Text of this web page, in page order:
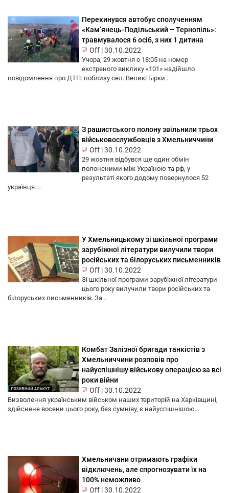
Перекинувся автобус сполученням
«Кам’янець-Подільський – Тернопіль»:
травмувалося 6 осіб, з них 1 дитина
Off |30.10.2022
Учора, 29 жовтня о 18:05 на номер
екстреного виклику «101» надійшло
повідомлення про ДТП: поблизу сел. Великі Бірки...
З рашистського полону звільнили трьох
військовослужбовців з Хмельниччини
Off |30.10.2022
29 жовтня відбувся ще один обмін
полоненими між Україною та рф, у
результаті якого додому повернулося 52
українця....
У Хмельницькому зі шкільної програми
зарубіжної літератури вилучили твори
російських та білоруських письменників
Off |30.10.2022
Зі шкільної програми зарубіжної літератури
цього року вилучили твори російських та
білоруських письменників. За...
Комбат Залізної бригади танкістів з
Хмельниччини розповів про
найуспішнішу військову операцією за всі
роки війни
Off |30.10.2022
Визволення українським військом наших територій на Харківщині,
здійснене восени цього року, без сумніву, є найуспішнішою...
Хмельничани отримають графіки
відключень, але спрогнозувати їх на
100% неможливо
Off |30.10.2022